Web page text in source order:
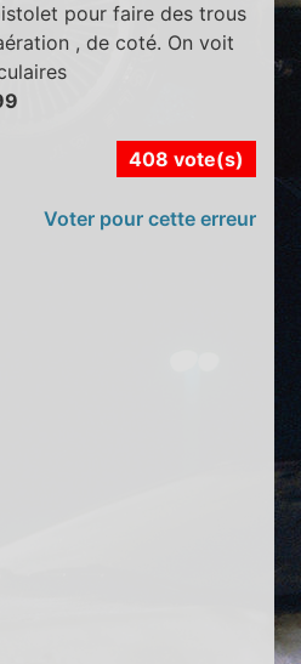
pour faire des trous
, de coté. On voit
408 vote(s)
Voter pour cette erreur